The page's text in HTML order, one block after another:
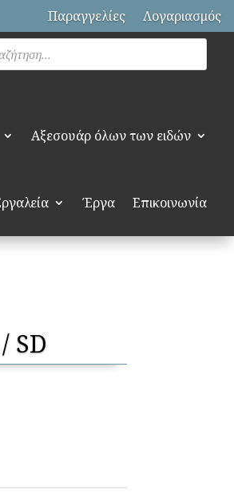
Παραγγελίες
Λογαριασμός
Αξεσουάρ όλων των ειδών
Έργα Επικοινωνία
SD